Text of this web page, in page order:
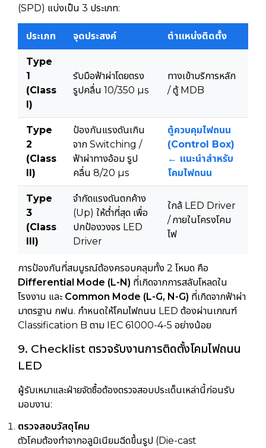
(SPD) แบ่งเป็น 3 ประเภท:
ประเภท จุดประสงค์ ตำแหน่งติดตั้ง
Type
1
(Class
I)
รับมือฟ้าผ่าโดยตรง
รูปคลื่น 10/350 µs
ทางเข้าบริการหลัก
/ ตู้ MDB
Type
2
(Class
II)
ป้องกันแรงดันเกิน
จาก Switching /
ฟ้าผ่าทางอ้อม รูป
คลื่น 8/20 µs
ตู้ควบคุมไฟถนน
(Control Box)
← แนะนำสำหรับ
โคมไฟถนน
Type
3
(Class
III)
จำกัดแรงดันตกค้าง
(Up) ให้ต่ำที่สุด เพื่อ
ปกป้องวงจร LED
Driver
ใกล้ LED Driver
/ ภายในโครงโคม
ไฟ
การป้องกันที่สมบูรณ์ต้องครอบคลุมทั้ง 2 โหมด คือ
Differential Mode (L-N) ที่เกิดจากการสลับโหลดใน
โรงงาน และ Common Mode (L-G, N-G) ที่เกิดจากฟ้าผ่า
มาตรฐาน กฟน. กำหนดให้โคมไฟถนน LED ต้องผ่านเกณฑ์
Classification B ตาม IEC 61000-4-5 อย่างน้อย
9. Checklist ตรวจรับงานการติดตั้งโคมไฟถนน
LED
ผู้รับเหมาและฝ่ายจัดซื้อต้องตรวจสอบประเด็นเหล่านี้ก่อนรับ
มอบงาน:
ตรวจสอบวัสดุโคม
ตัวโคมต้องทำจากอลูมิเนียมฉีดขึ้นรูป (Die-cast